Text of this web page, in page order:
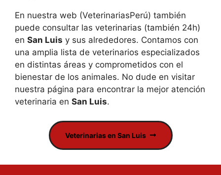
En nuestra web (VeterinariasPerú) también
puede consultar las veterinarias (también 24h)
en San Luis y sus alrededores. Contamos con
una amplia lista de veterinarios especializados
en distintas áreas y comprometidos con el
bienestar de los animales. No dude en visitar
nuestra página para encontrar la mejor atención
veterinaria en San Luis.
Veterinarias en San Luis